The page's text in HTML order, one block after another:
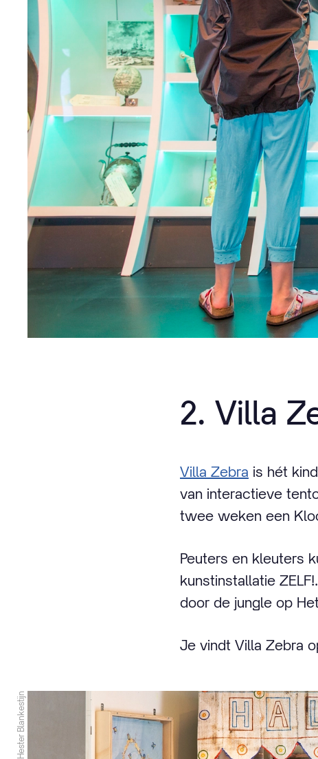
2. Villa
Villa Zebra is hét
van interactieve
twee weken een
Peuters en kleuters
kunstinstallatie
door de jungle op
Je vindt Villa Zebra
© Hester Blankestijn